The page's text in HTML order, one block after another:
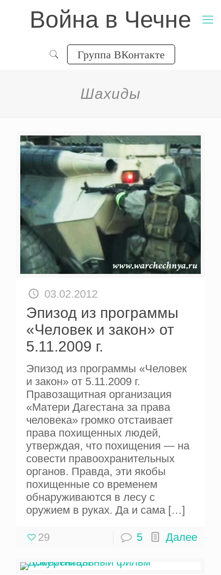
Война в Чечне
Группа ВКонтакте
Шахиды
03.02.2012
Эпизод из программы
«Человек и закон» от
5.11.2009 г.
Эпизод из программы «Человек
и закон» от 5.11.2009 г.
Правозащитная организация
«Матери Дагестана за права
человека» громко отстаивает
права похищенных людей,
утверждая, что похищения — на
совести правоохранительных
органов. Правда, эти якобы
похищенные со временем
обнаруживаются в лесу с
оружием в руках. Да и сама[…]
29 5 Далее